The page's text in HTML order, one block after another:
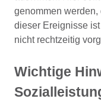
genommen
dieser Ereignisse
nicht rechtzeitig
Wichtige